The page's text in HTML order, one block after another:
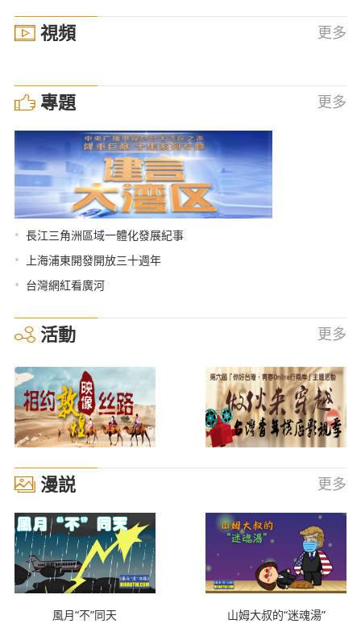
視頻 更多
專題 更多
• 長江三角洲區域一體化發展紀事
• 上海浦東開發開放三十週年
• 台灣網紅看廣河
活動 更多
漫説 更多
風月“不”同天 山姆大叔的“迷魂湯”